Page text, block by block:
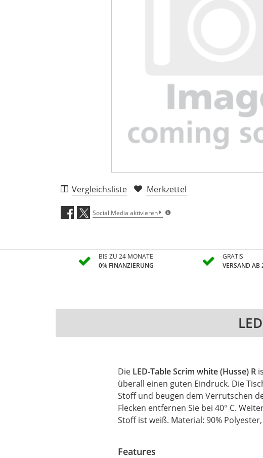
Vergleichsliste Merkzettel
Social Media aktivieren
BIS ZU 24 MONATE
0% FINANZIERUNG
GRATIS
VERSAND AB
Die LED-Table Scrim white (Husse) R
überall einen guten Eindruck. Die
Stoff und beugen dem Verrutschen
Flecken entfernen Sie bei 40° C.
Stoff ist weiß. Material: 90%
Features